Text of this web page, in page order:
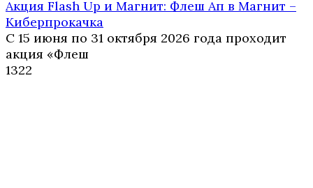
Акция Flash Up и Магнит: Флеш Ап в Магнит –
Киберпрокачка
С 15 июня по 31 октября 2026 года проходит
акция «Флеш
1322